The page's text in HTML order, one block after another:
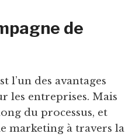
de
l’un des avantages
les entreprises. Mais
du processus, et
marketing à travers la